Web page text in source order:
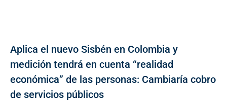
Aplica el nuevo Sisbén en Colombia y
medición tendrá en cuenta “realidad
económica” de las personas: Cambiaría cobro
de servicios públicos